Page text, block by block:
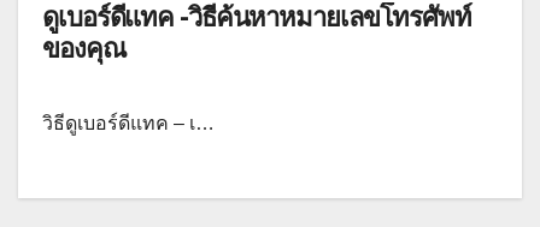
ดูเบอร์ดีแทค -วิธีค้นหาหมายเลขโทรศัพท์
ของคุณ
วิธีดูเบอร์ดีแทค – เ…